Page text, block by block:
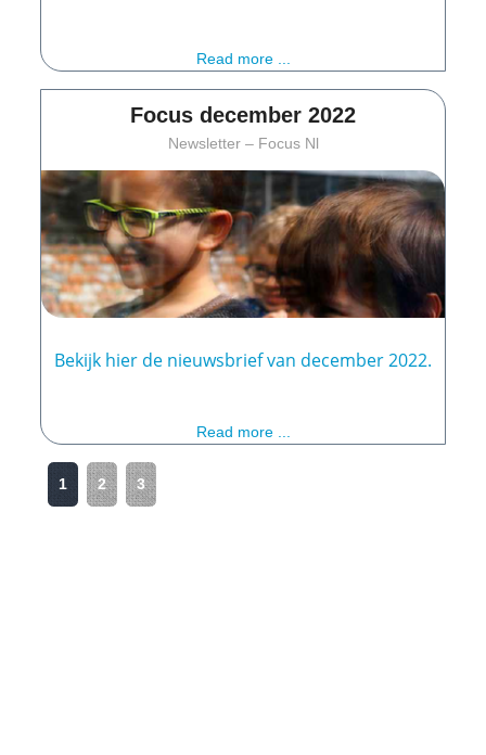
Read more ...
Focus december 2022
Newsletter – Focus Nl
Bekijk hier de nieuwsbrief van december 2022.
Read more ...
1 2 3